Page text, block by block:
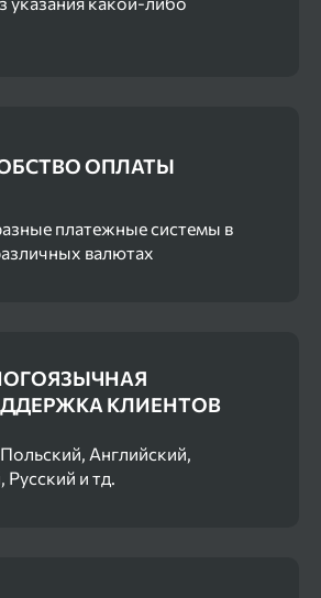
ОПЛАТЫ
платежные системы в
валютах
КЛИЕНТОВ
Английский,
Русский и тд.